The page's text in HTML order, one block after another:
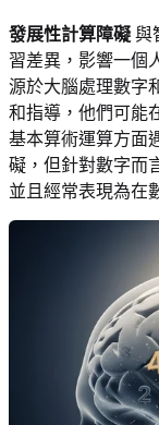
發展性計算障礙 與
習差異，影響一個
源於大腦處理數字
和指導，他們可能
基本算術運算方面
礙，但針對數字而
並且經常表現為在